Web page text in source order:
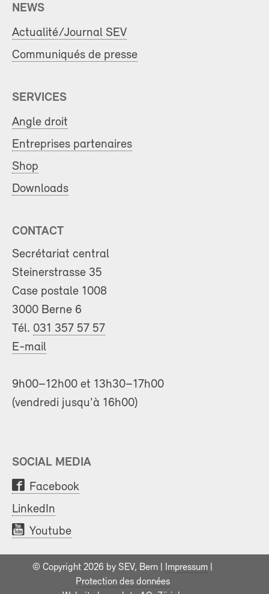
NEWS
Actualité/Journal SEV
Communiqués de presse
SERVICES
Angle droit
Entreprises partenaires
Shop
Downloads
CONTACT
Secrétariat central
Steinerstrasse 35
Case postale 1008
3000 Berne 6
Tél. 031 357 57 57
E-mail
9h00–12h00 et 13h30–17h00
(vendredi jusqu'à 16h00)
SOCIAL MEDIA
Facebook
LinkedIn
Youtube
© Copyright 2026 by SEV, Bern | Impressum
Protection des données